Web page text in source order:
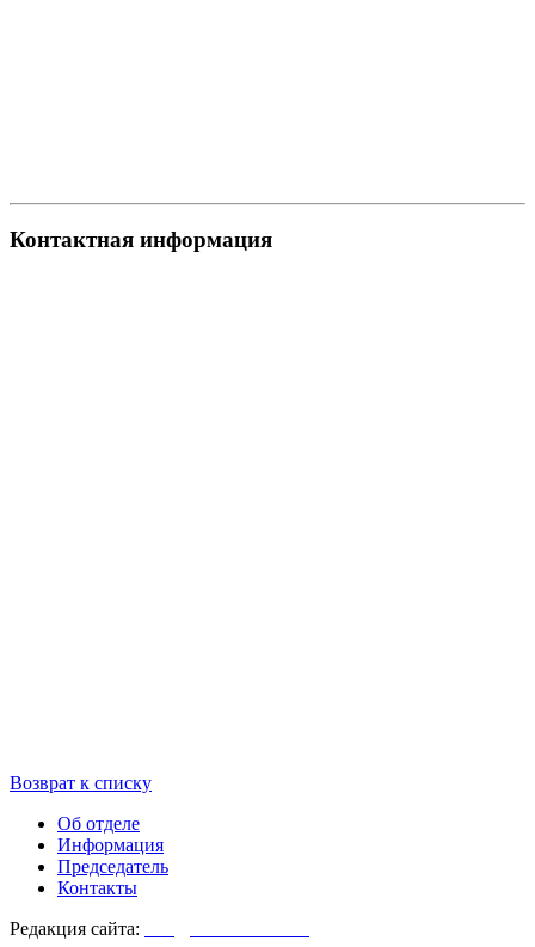
Контактная информация
Возврат к списку
Об отделе
Информация
Председатель
Контакты
Редакция сайта: